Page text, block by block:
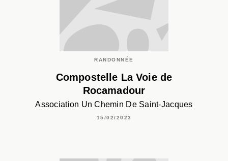
RANDONNÉE
Compostelle La Voie de
Rocamadour
Association Un Chemin De Saint-Jacques
15/02/2023